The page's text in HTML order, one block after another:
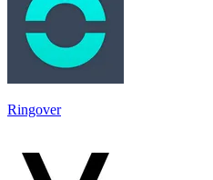
Ringover